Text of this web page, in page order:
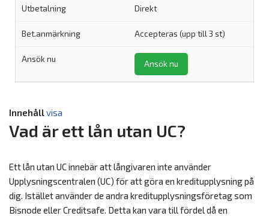
Direkt
Accepteras (upp till 3 st)
Ansök nu
Innehållvisa
Vad är ett lån utan UC?
Ett lån utan UC innebär att långivaren inte använder
Upplysningscentralen (UC) för att göra en kreditupplysning på
dig. Istället använder de andra kreditupplysningsföretag som
Bisnode eller Creditsafe. Detta kan vara till fördel då en